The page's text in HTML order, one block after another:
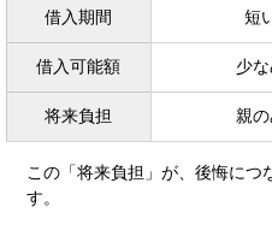
借入期間 短
借入可能額 少
将来負担 親
この「将来負担」が、後悔につ
す。